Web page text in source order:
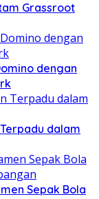
Grassroot
dengan
dalam
Sepak Bola